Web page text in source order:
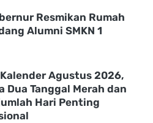
Resmikan Rumah
Alumni SMKN 1
Agustus 2026,
Dua Tanggal Merah dan
Hari Penting